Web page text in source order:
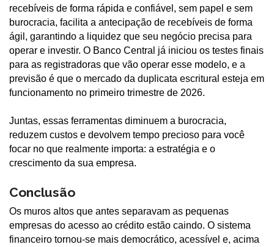
recebíveis de forma rápida e confiável, sem papel e sem
burocracia, facilita a antecipação de recebíveis de forma
ágil, garantindo a liquidez que seu negócio precisa para
operar e investir. O Banco Central já iniciou os testes finais
para as registradoras que vão operar esse modelo, e a
previsão é que o mercado da duplicata escritural esteja em
funcionamento no primeiro trimestre de 2026.
Juntas, essas ferramentas diminuem a burocracia,
reduzem custos e devolvem tempo precioso para você
focar no que realmente importa: a estratégia e o
crescimento da sua empresa.
Conclusão
Os muros altos que antes separavam as pequenas
empresas do acesso ao crédito estão caindo. O sistema
financeiro tornou-se mais democrático, acessível e, acima